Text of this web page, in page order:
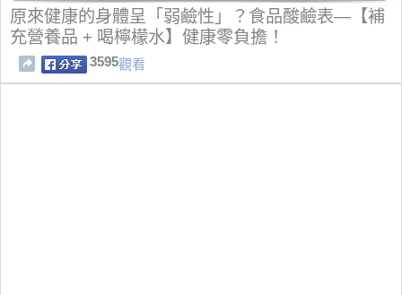
原來健康的身體呈「弱鹼性」？食品酸鹼表—【補
充營養品 + 喝檸檬水】健康零負擔！
3595觀看